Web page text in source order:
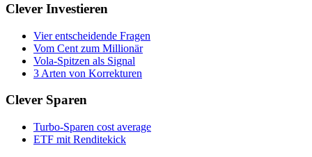
Clever Investieren
Vier entscheidende Fragen
Vom Cent zum Millionär
Vola-Spitzen als Signal
3 Arten von Korrekturen
Clever Sparen
Turbo-Sparen cost average
ETF mit Renditekick